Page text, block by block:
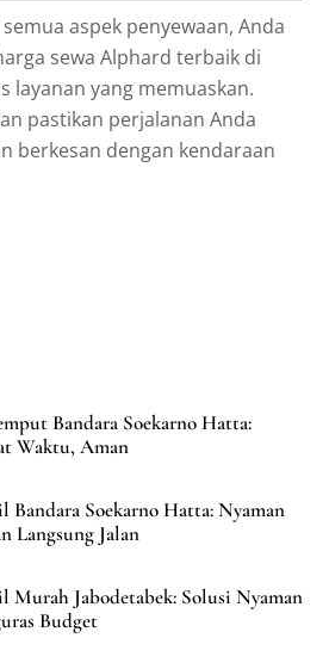
aspek penyewaan, Anda
sewa Alphard terbaik di
layanan yang memuaskan.
pastikan perjalanan Anda
berkesan dengan kendaraan
Bandara Soekarno Hatta:
Waktu, Aman
Bandara Soekarno Hatta: Nyaman
Langsung Jalan
Murah Jabodetabek: Solusi Nyaman
Budget